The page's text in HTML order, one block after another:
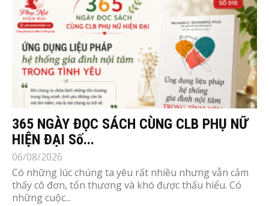
365 NGÀY ĐỌC SÁCH CÙNG CLB PHỤ NỮ
HIỆN ĐẠI Số...
06/08/2026
Có những lúc chúng ta yêu rất nhiều nhưng vẫn cảm
thấy cô đơn, tổn thương và khó được thấu hiểu. Có
những cuộc...